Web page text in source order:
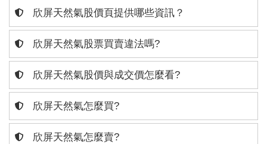
欣屏天然氣股價頁提供哪些資訊？
欣屏天然氣股票買賣違法嗎?
欣屏天然氣股價與成交價怎麼看?
欣屏天然氣怎麼買?
欣屏天然氣怎麼賣?